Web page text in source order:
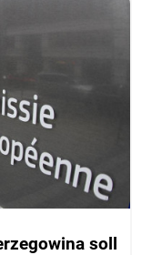
soll